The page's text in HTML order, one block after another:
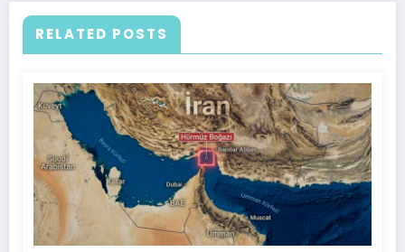
RELATED POSTS